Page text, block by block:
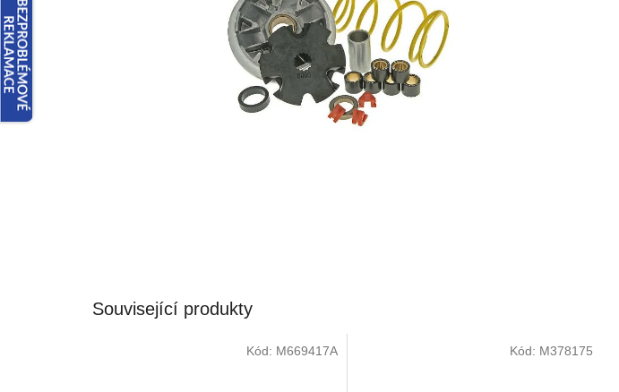
Související produkty
Kód: M669417A Kód: M378175